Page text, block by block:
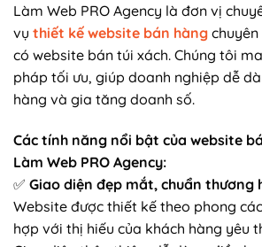
Làm Web PRO Agency là đơn vị
vụ thiết kế website bán hàng
có website bán túi xách. Chúng tôi
pháp tối ưu, giúp doanh nghiệp dễ
hàng và gia tăng doanh số.
Các tính năng nổi bật của website
Làm Web PRO Agency:
✅ Giao diện đẹp mắt, chuẩn thương
Website được thiết kế theo phong
hợp với thị hiếu của khách hàng yêu